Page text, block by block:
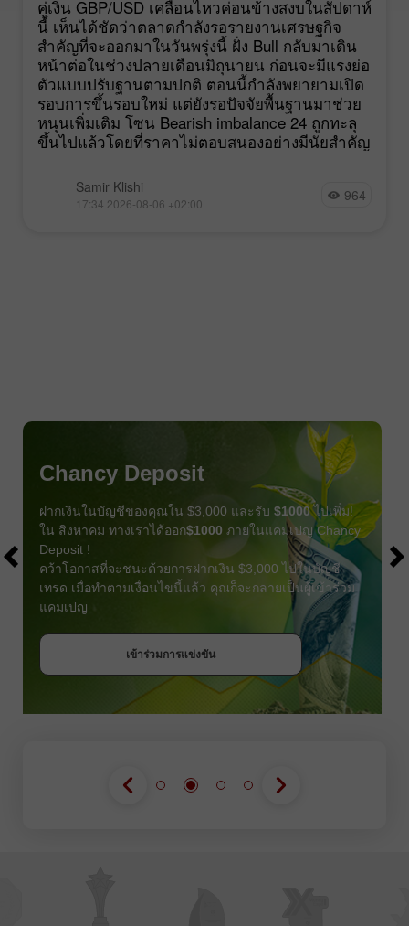
คู่เงิน GBP/USD เคลื่อนไหวค่อนข้างสงบในสัปดาห์
นี้ เห็นได้ชัดว่าตลาดกำลังรอรายงานเศรษฐกิจ
สำคัญที่จะออกมาในวันพรุ่งนี้ ฝั่ง Bull กลับมาเดิน
หน้าต่อในช่วงปลายเดือนมิถุนายน ก่อนจะมีแรงย่อ
ตัวแบบปรับฐานตามปกติ ตอนนี้กำลังพยายามเปิด
รอบการขึ้นรอบใหม่ แต่ยังรอปัจจัยพื้นฐานมาช่วย
หนุนเพิ่มเติม โซน Bearish imbalance 24 ถูกทะลุ
ขึ้นไปแล้วโดยที่ราคาไม่ตอบสนองอย่างมีนัยสำคัญ
Samir Klishi
17:34 2026-08-06 +02:00 964
Chancy Deposit
ฝากเงินในบัญชีของคุณใน $3,000 และรับ $1000ไปเพิ่ม!
ใน สิงหาคม ทางเราได้ออก$1000 ภายในแคมเปญ Chancy
Deposit !
คว้าโอกาสที่จะชนะด้วยการฝากเงิน $3,000 ไปในบัญชี
เทรด เมื่อทำตามเงื่อนไขนี้แล้ว คุณก็จะกลายเป็นผู้เข้าร่วม
แคมเปญ
เข้าร่วมการแข่งขัน